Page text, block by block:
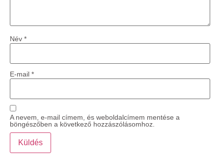
Név *
E-mail *
A nevem, e-mail címem, és weboldalcímem mentése a
böngészőben a következő hozzászólásomhoz.